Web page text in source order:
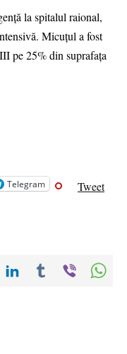
la spitalul raional,
Micuțul a fost
pe 25% din suprafața
Telegram Tweet